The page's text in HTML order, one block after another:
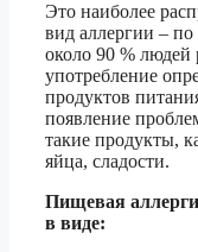
Это наиболее
вид аллергии – по
около 90 % людей
употребление
продуктов
появление
такие продукты,
яйца, сладости.
Пищевая
в виде: